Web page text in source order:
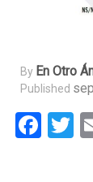
By En Otro
Published